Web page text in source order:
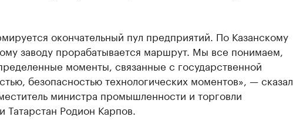
окончательный пул предприятий. По Казанскому
заводу прорабатывается маршрут. Мы все понимаем,
моменты, связанные с государственной
безопасностью технологических моментов», — сказал
министра промышленности и торговли
Татарстан Родион Карпов.